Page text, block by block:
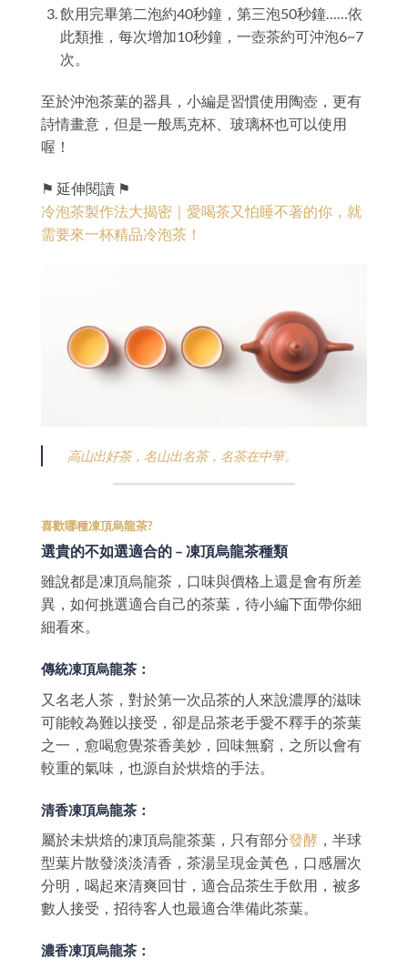
飲用完畢第二泡約40秒鐘，第三泡50秒鐘……依
此類推，每次增加10秒鐘，一壺茶約可沖泡6~7
次。
至於沖泡茶葉的器具，小編是習慣使用陶壺，更有
詩情畫意，但是一般馬克杯、玻璃杯也可以使用
喔！
⚑ 延伸閱讀 ⚑
冷泡茶製作法大揭密｜愛喝茶又怕睡不著的你，就
需要來一杯精品冷泡茶！
高山出好茶，名山出名茶，名茶在中華。
喜歡哪種凍頂烏龍茶?
選貴的不如選適合的 – 凍頂烏龍茶種類
雖說都是凍頂烏龍茶，口味與價格上還是會有所差
異，如何挑選適合自己的茶葉，待小編下面帶你細
細看來。
傳統凍頂烏龍茶：
又名老人茶，對於第一次品茶的人來說濃厚的滋味
可能較為難以接受，卻是品茶老手愛不釋手的茶葉
之一，愈喝愈覺茶香美妙，回味無窮，之所以會有
較重的氣味，也源自於烘焙的手法。
清香凍頂烏龍茶：
屬於未烘焙的凍頂烏龍茶葉，只有部分發酵 ，半球
型葉片散發淡淡清香，茶湯呈現金黃色，口感層次
分明，喝起來清爽回甘，適合品茶生手飲用，被多
數人接受，招待客人也最適合準備此茶葉。
濃香凍頂烏龍茶：